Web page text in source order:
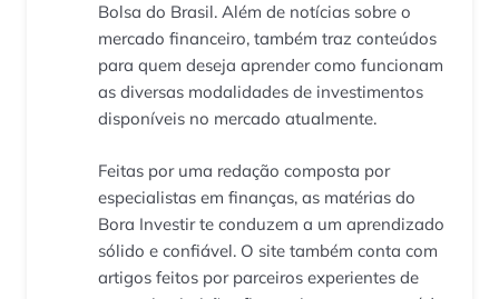
Bolsa do Brasil. Além de notícias sobre o
mercado financeiro, também traz conteúdos
para quem deseja aprender como funcionam
as diversas modalidades de investimentos
disponíveis no mercado atualmente.
Feitas por uma redação composta por
especialistas em finanças, as matérias do
Bora Investir te conduzem a um aprendizado
sólido e confiável. O site também conta com
artigos feitos por parceiros experientes de